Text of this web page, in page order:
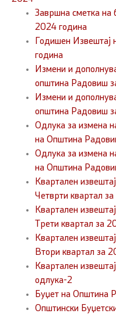
Завршна сметка на
2024 година
Годишен
година
Измени и
општина Радовиш
Измени и
општина Радовиш
Одлука за измена
на Општина
Одлука за измена
на Општина
Квартален
Четврти квартал
Квартален
Трети квартал за
Квартален
Втори квартал за
Квартален
одлука-2
Буџет на Општина
Општински